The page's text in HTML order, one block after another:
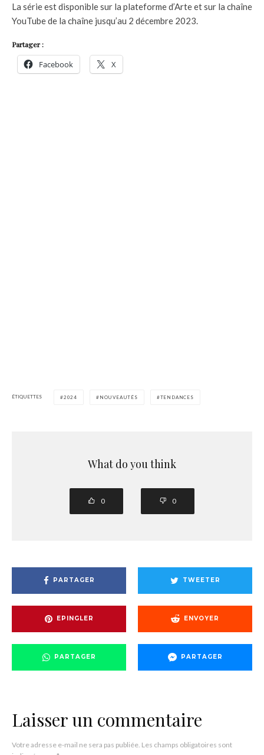
La série est disponible sur la plateforme d’Arte et sur la chaîne
YouTube de la chaîne jusqu’au 2 décembre 2023.
Partager :
Facebook X
ÉTIQUETTES 2024 NOUVEAUTÉS TENDANCES
What do you think
0 0
PARTAGER TWEETER
EPINGLER ENVOYER
PARTAGER PARTAGER
Laisser un commentaire
Votre adresse e-mail ne sera pas publiée. Les champs obligatoires sont